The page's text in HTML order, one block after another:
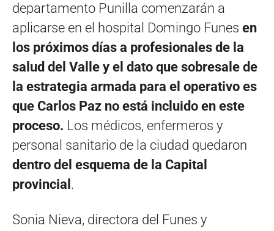
departamento Punilla comenzarán a
aplicarse en el hospital Domingo Funes en
los próximos días a profesionales de la
salud del Valle y el dato que sobresale de
la estrategia armada para el operativo es
que Carlos Paz no está incluido en este
proceso. Los médicos, enfermeros y
personal sanitario de la ciudad quedaron
dentro del esquema de la Capital
provincial .
Sonia Nieva, directora del Funes y